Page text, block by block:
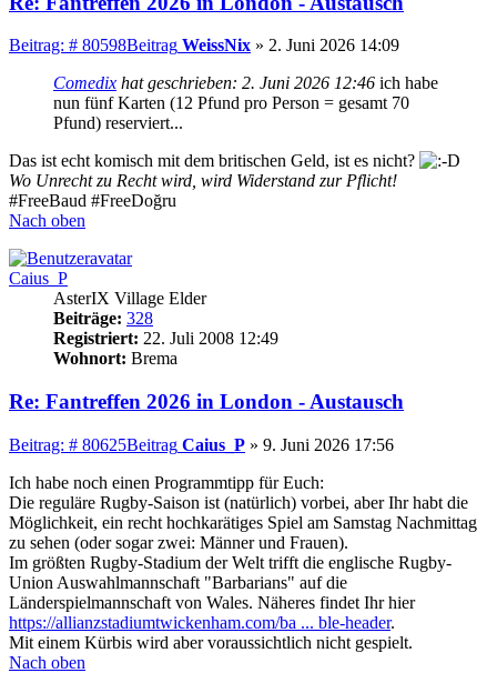
Beitrag: # 80598Beitrag WeissNix » 2. Juni 2026 14:09
Comedix hat geschrieben: 2. Juni 2026 12:46 ich habe
nun fünf Karten (12 Pfund pro Person = gesamt 70
Pfund) reserviert...
Das ist echt komisch mit dem britischen Geld, ist es nicht?
Wo Unrecht zu Recht wird, wird Widerstand zur Pflicht!
#FreeBaud #FreeDoğru
Nach oben
Caius_P
AsterIX Village Elder
Beiträge: 328
Registriert: 22. Juli 2008 12:49
Wohnort: Brema
Re: Fantreffen 2026 in London - Austausch
Beitrag: # 80625Beitrag Caius_P » 9. Juni 2026 17:56
Ich habe noch einen Programmtipp für Euch:
Die reguläre Rugby-Saison ist (natürlich) vorbei, aber Ihr habt die
Möglichkeit, ein recht hochkarätiges Spiel am Samstag Nachmittag
zu sehen (oder sogar zwei: Männer und Frauen).
Im größten Rugby-Stadium der Welt trifft die englische Rugby-
Union Auswahlmannschaft "Barbarians" auf die
Länderspielmannschaft von Wales. Näheres findet Ihr hier
https://allianzstadiumtwickenham.com/ba ... ble-header.
Mit einem Kürbis wird aber voraussichtlich nicht gespielt.
Nach oben